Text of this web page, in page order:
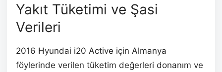
Yakıt Tüketimi ve Şasi
Verileri
2016 Hyundai i20 Active için Almanya
föylerinde verilen tüketim değerleri donanım ve